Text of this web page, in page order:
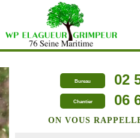
Bureau 02
Chantier 06
ON VOUS